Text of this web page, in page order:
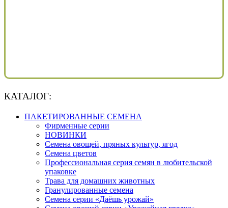
КАТАЛОГ:
ПАКЕТИРОВАННЫЕ СЕМЕНА
Фирменные серии
НОВИНКИ
Семена овощей, пряных культур, ягод
Семена цветов
Профессиональная серия семян в любительской
упаковке
Трава для домашних животных
Гранулированные семена
Семена серии «Даёшь урожай»